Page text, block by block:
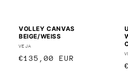
VOLLEY CANVAS
BEIGE/WEISS
Anbieter:
VEJA
Normaler
€135,00 EUR